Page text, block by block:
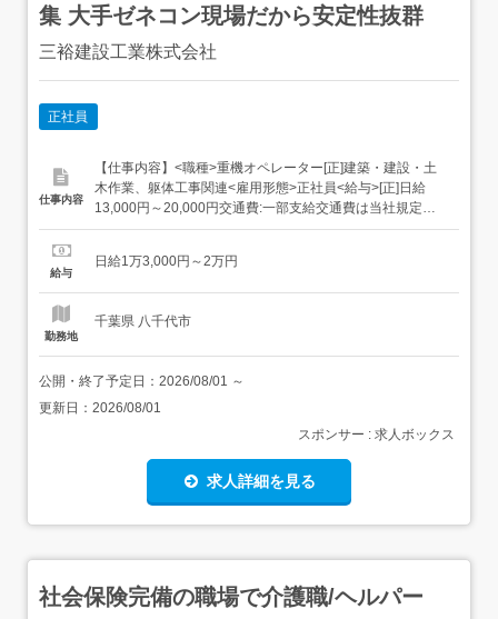
集 大手ゼネコン現場だから安定性抜群
三裕建設工業株式会社
正社員
仕事内容
【仕事内容】<職種>重機オペレーター[正]建築・建設・土
木作業、躯体工事関連<雇用形態>正社員<給与>[正]日給
13,000円～20,000円交通費:一部支給交通費は当社規定に
より支給いたします!!寮完備!!お気軽にご相談下さい!!経験・
内容>重機オペレーター<正社員>1.解体工事現場 大手ゼネ
給与
日給1万3,000円～2万円
勤務地
千葉県 八千代市
公開・終了予定日： 2026/08/01 ～
更新日： 2026/08/01
スポンサー : 求人ボックス
求人詳細を見る
社会保険完備の職場で介護職/ヘルパー